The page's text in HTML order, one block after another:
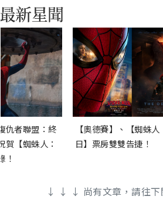
仇者聯盟：終
賀【蜘蛛人：
！
【奧德賽】、【蜘蛛
日】票房雙雙告捷！
↓ ↓ ↓ 尚有文章，請往